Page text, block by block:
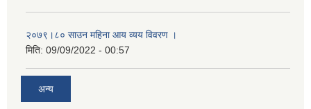
२०७९।८० साउन महिना आय व्यय विवरण ।
मिति: 09/09/2022 - 00:57
अन्य